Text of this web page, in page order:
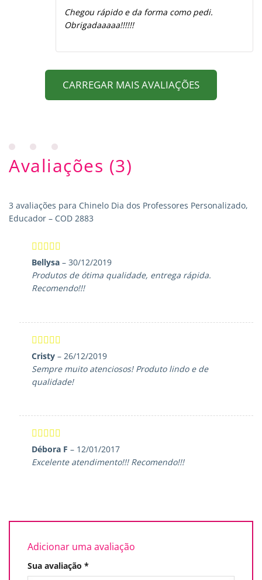
de 5
Chegou rápido e da forma como pedi.
Obrigadaaaaa!!!!!!
CARREGAR MAIS AVALIAÇÕES
Avaliações (3)
3 avaliações para Chinelo Dia dos Professores Personalizado,
Educador – COD 2883
Avaliação5
de 5
Bellysa– 30/12/2019
Produtos de ótima qualidade, entrega rápida.
Recomendo!!!
Avaliação5
Cristy– 26/12/2019
Sempre muito atenciosos! Produto lindo e de
qualidade!
Avaliação
Débora F– 12/01/2017
Excelente atendimento!!! Recomendo!!!
Adicionar uma avaliação
Sua avaliação *